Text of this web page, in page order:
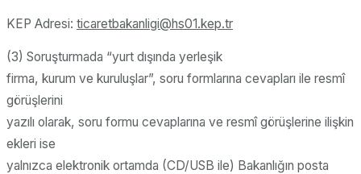
KEP Adresi: ticaretbakanligi@hs01.kep.tr
(3) Soruşturmada “yurt dışında yerleşik
firma, kurum ve kuruluşlar”, soru formlarına cevapları ile resmî
görüşlerini
yazılı olarak, soru formu cevaplarına ve resmî görüşlerine ilişkin
ekleri ise
yalnızca elektronik ortamda (CD/USB ile) Bakanlığın posta